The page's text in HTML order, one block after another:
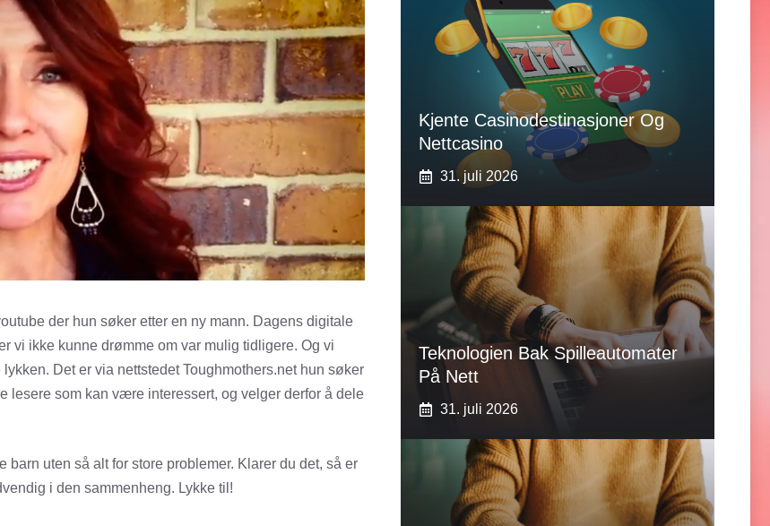
der hun søker etter en ny mann. Dagens digitale
vi ikke kunne drømme om var mulig tidligere. Og vi
Det er via nettstedet Toughmothers.net hun søker
lesere som kan være interessert, og velger derfor å dele
uten så alt for store problemer. Klarer du det, så er
i den sammenheng. Lykke til!
Kjente Casinodestinasjoner Og
Nettcasino
31. juli 2026
Teknologien Bak Spilleautomater
På Nett
31. juli 2026